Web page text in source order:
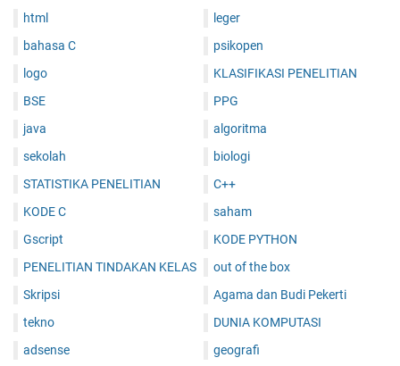
html
bahasa C
logo
BSE
java
sekolah
STATISTIKA PENELITIAN
KODE C
Gscript
PENELITIAN TINDAKAN KELAS
Skripsi
tekno
adsense
leger
psikopen
KLASIFIKASI PENELITIAN
PPG
algoritma
biologi
C++
saham
KODE PYTHON
out of the box
Agama dan Budi Pekerti
DUNIA KOMPUTASI
geografi